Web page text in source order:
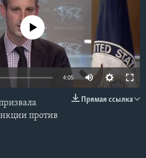
source currently available
4:05
Прямая ссылка
против